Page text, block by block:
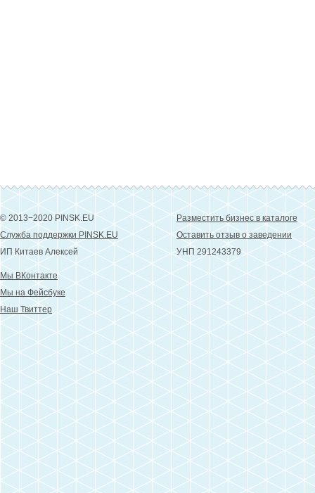
© 2013−2020 PINSK.EU
Служба поддержки PINSK.EU
ИП Китаев Алексей
Разместить бизнес в каталоге
Оставить отзыв о заведении
УНП 291243379
Мы ВКонтакте
Мы на Фейсбуке
Наш Твиттер